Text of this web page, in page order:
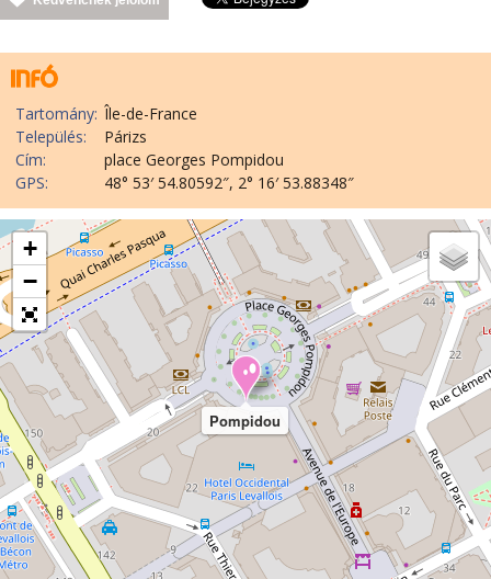
Tartomány: Île-de-France
Település:
Párizs
Cím:
place Georges Pompidou
GPS:
48° 53′ 54.80592″, 2° 16′ 53.88348″
Pompidou
+
−